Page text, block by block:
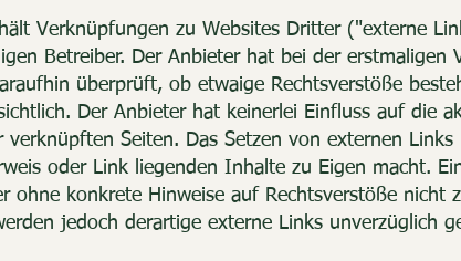
Verknüpfungen zu Websites Dritter ("externe
Betreiber. Der Anbieter hat bei der erstmaligen
überprüft, ob etwaige Rechtsverstöße
Der Anbieter hat keinerlei Einfluss auf die
Seiten. Das Setzen von externen
oder Link liegenden Inhalte zu Eigen macht.
ohne konkrete Hinweise auf Rechtsverstöße nicht
jedoch derartige externe Links unverzüglich